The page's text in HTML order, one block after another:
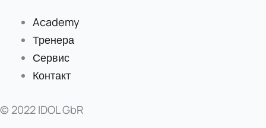
Academy
Тренера
Сервис
Контакт
© 2022 IDOL GbR